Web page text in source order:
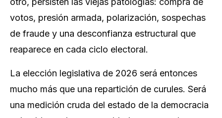
votos, presión armada, polarización, sospechas
de fraude y una desconfianza estructural que
reaparece en cada ciclo electoral.
La elección legislativa de 2026 será entonces
mucho más que una repartición de curules. Será
una medición cruda del estado de la democracia